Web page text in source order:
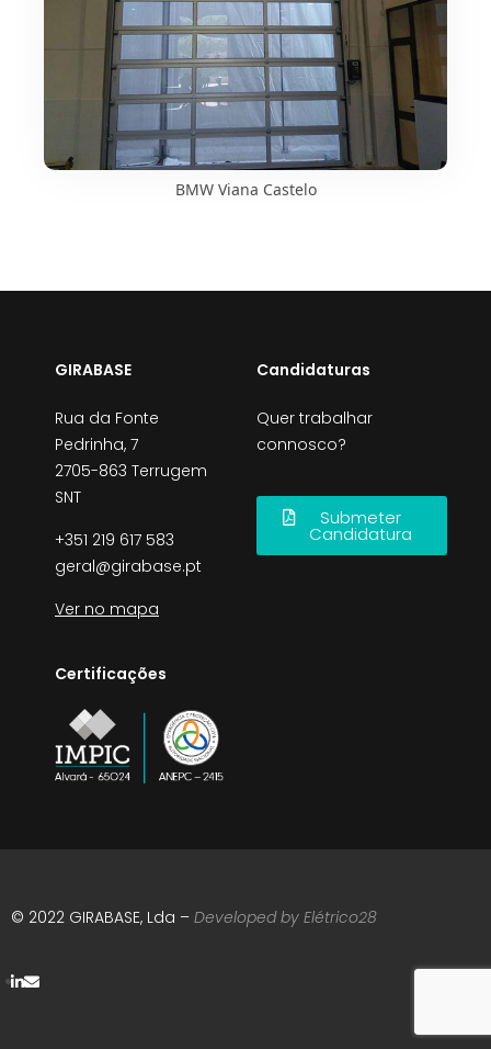
BMW Viana Castelo
GIRABASE
Rua da Fonte
Pedrinha, 7
2705-863 Terrugem
SNT
+351 219 617 583
geral@girabase.pt
Ver no mapa
Candidaturas
Quer trabalhar
connosco?
Submeter
Candidatura
Certificações
© 2022 GIRABASE, Lda – Developed by Elétrico28